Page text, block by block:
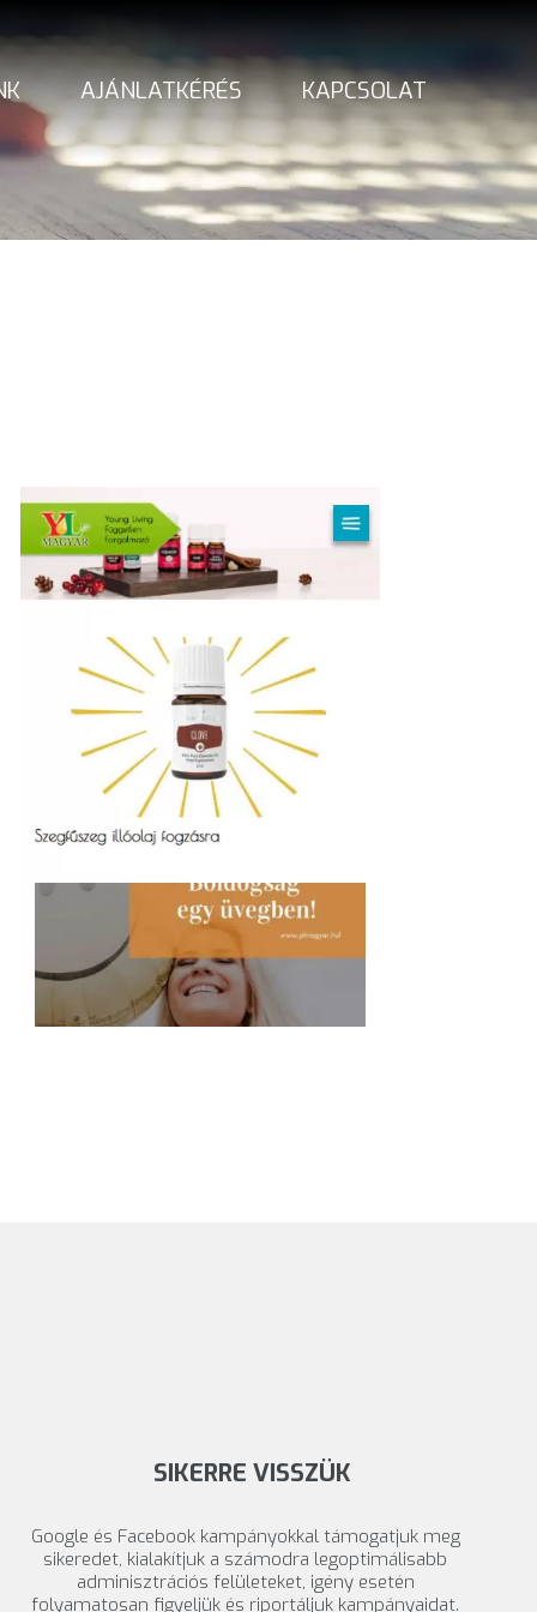
AJÁNLATKÉRÉS KAPCSOLAT
SIKERRE VISSZÜK
Google és Facebook kampányokkal támogatjuk meg
sikeredet, kialakítjuk a számodra legoptimálisabb
adminisztrációs felületeket, igény esetén
folyamatosan figyeljük és riportáljuk kampányaidat.